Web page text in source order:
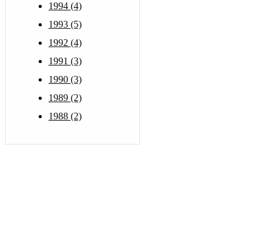
1994 (4)
1993 (5)
1992 (4)
1991 (3)
1990 (3)
1989 (2)
1988 (2)